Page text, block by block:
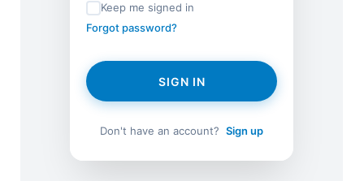
Keep me signed in
Forgot password?
SIGN IN
Don't have an account? Sign up